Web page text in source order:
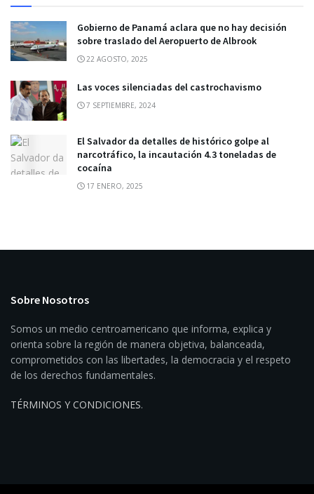
Gobierno de Panamá aclara que no hay decisión
sobre traslado del Aeropuerto de Albrook
22 AGOSTO, 2025
Las voces silenciadas del castrochavismo
7 SEPTIEMBRE, 2024
El Salvador da detalles de histórico golpe al
narcotráfico, la incautación 4.3 toneladas de
cocaína
17 ENERO, 2025
Sobre Nosotros
Somos un medio centroamericano que informa, explica y
orienta sobre la región de manera objetiva, balanceada,
comprometidos con las libertades, la democracia y el respeto
de los derechos fundamentales.
TÉRMINOS Y CONDICIONES.